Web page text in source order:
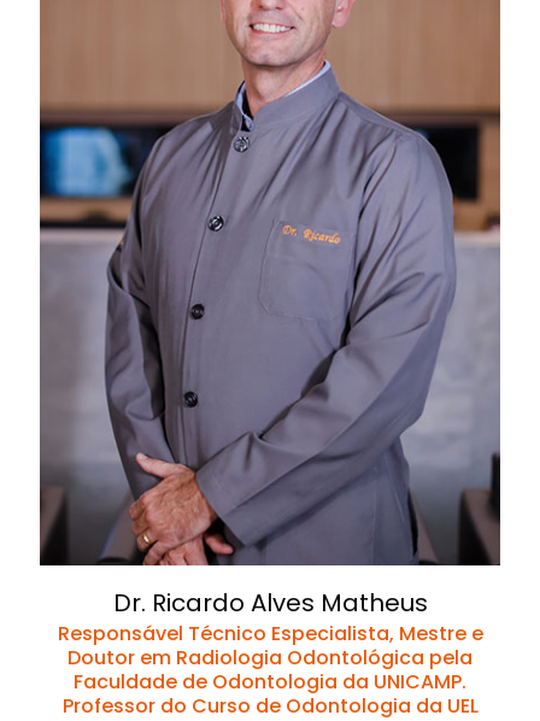
Dr. Ricardo Alves Matheus
Responsável Técnico Especialista, Mestre e
Doutor em Radiologia Odontológica pela
Faculdade de Odontologia da UNICAMP.
Professor do Curso de Odontologia da UEL